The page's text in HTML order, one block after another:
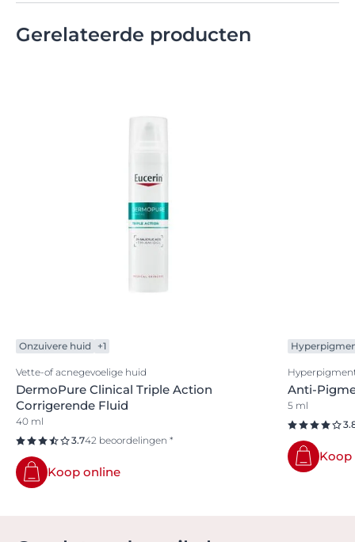
Gerelateerde producten
Onzuivere huid +1
Vette-of acnegevoelige huid
DermoPure Clinical Triple Action
Corrigerende Fluid
40 ml
3.742 beoordelingen *
Koop online
Anti-
5 ml